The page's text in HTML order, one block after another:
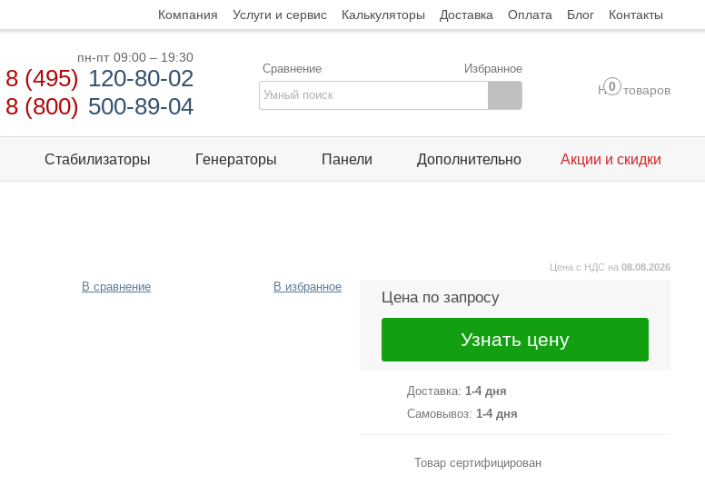
Компания Услуги и сервис Калькуляторы Доставка Оплата Блог Контакты
пн-пт 09:00 – 19:30
8 (495) 120-80-02
8 (800) 500-89-04
Сравнение Избранное
0
Нет товаров
Стабилизаторы Генераторы Панели Дополнительно Акции и скидки
Цена с НДС на 08.08.2026
В сравнение В избранное
Цена по запросу
Узнать цену
Доставка: 1-4 дня
Самовывоз: 1-4 дня
Товар сертифицирован